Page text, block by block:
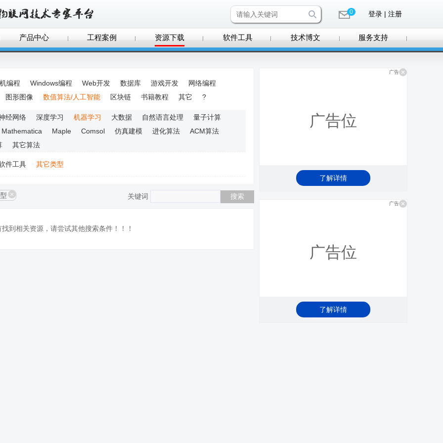
0 登录 | 注册
产品中心 工程案例 资源下载 软件工具 技术博文 服务支持
编程 Windows编程 Web开发 数据库 游戏开发
网络编程
图形图像 数值算法/人工智能 区块链 书籍教程 其它 ?
经网络 深度学习 机器学习 大数据 自然语言处理
量子计算
Mathematica Maple Comsol 仿真建模 进化算法
ACM算法
其它算法
件工具 其它类型
关键词
到相关资源，请尝试其他搜索条件！！！
广告
广告位
了解详情
广告
广告位
了解详情